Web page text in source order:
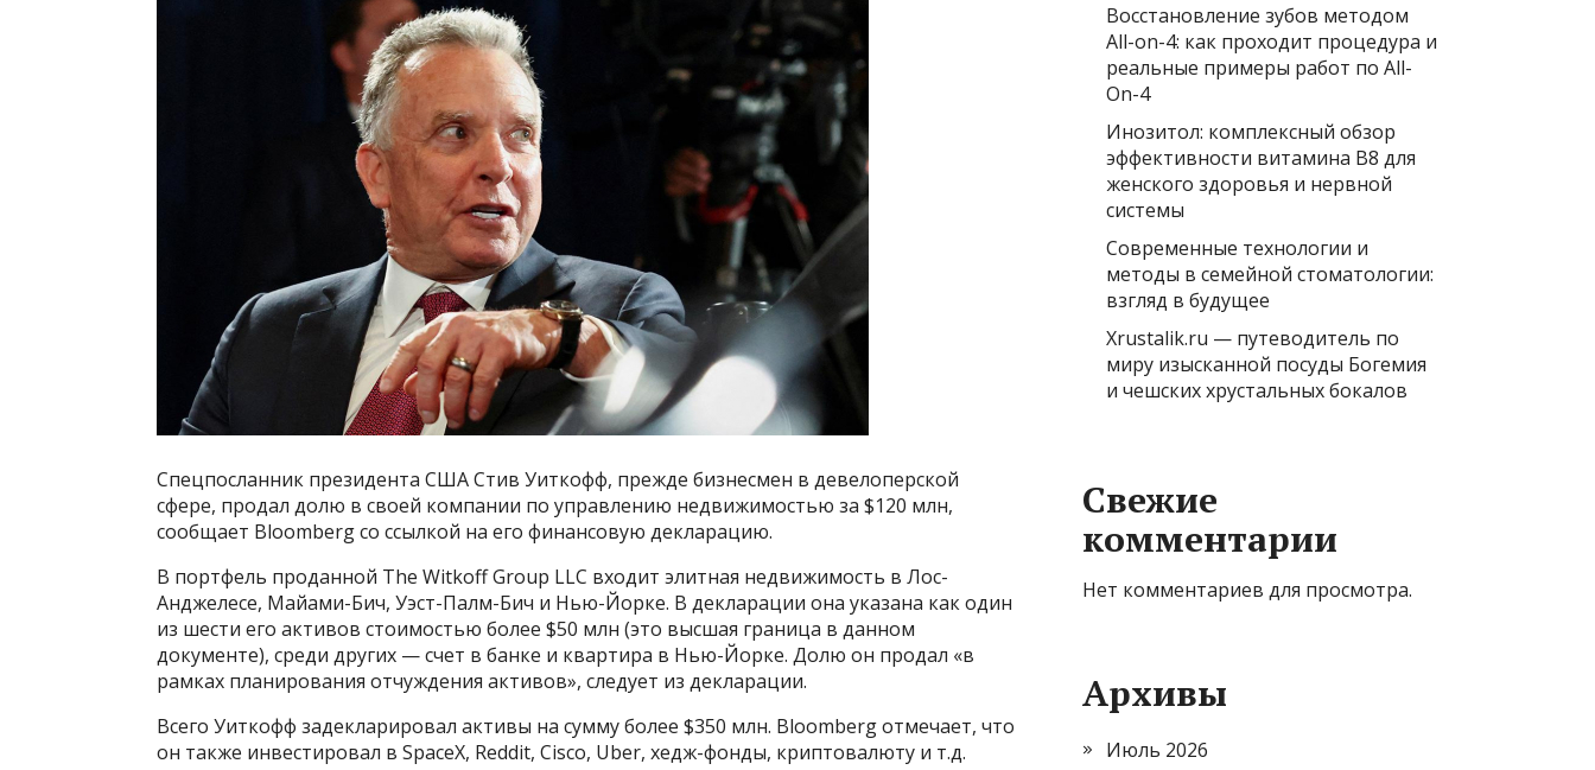
Спецпосланник президента США Стив Уиткофф, прежде бизнесмен в девелоперской
сфере, продал долю в своей компании по управлению недвижимостью за $120 млн,
сообщает Bloomberg со ссылкой на его финансовую декларацию.
В портфель проданной The Witkoff Group LLC входит элитная недвижимость в Лос-
Анджелесе, Майами-Бич, Уэст-Палм-Бич и Нью-Йорке. В декларации она указана как один
из шести его активов стоимостью более $50 млн (это высшая граница в данном
документе), среди других — счет в банке и квартира в Нью-Йорке. Долю он продал «в
рамках планирования отчуждения активов», следует из декларации.
Всего Уиткофф задекларировал активы на сумму более $350 млн. Bloomberg отмечает, что
он также инвестировал в SpaceX, Reddit, Cisco, Uber, хедж-фонды, криптовалюту и т.д.
Восстановление зубов методом
All-on-4: как проходит процедура и
реальные примеры работ по All-
On-4
Инозитол: комплексный обзор
эффективности витамина B8 для
женского здоровья и нервной
системы
Современные технологии и
методы в семейной стоматологии:
взгляд в будущее
Xrustalik.ru — путеводитель по
миру изысканной посуды Богемия
и чешских хрустальных бокалов
Свежие
комментарии
Нет комментариев для просмотра.
Архивы
Июль 2026